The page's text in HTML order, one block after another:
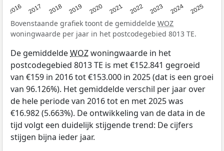
2016 2017 2018 2019 2020 2021 2022 2023 2024 2025
Bovenstaande grafiek toont de gemiddelde WOZ
woningwaarde per jaar in het postcodegebied 8013 TE.
De gemiddeldeWOZwoningwaarde in het
postcodegebied 8013 TE is met €152.841 gegroeid
van €159 in 2016 tot €153.000 in 2025 (dat is een groei
van 96.126%). Het gemiddelde verschil per jaar over
de hele periode van 2016 tot en met 2025 was
€16.982 (5.663%). De ontwikkeling van de data in de
tijd volgt een duidelijk stijgende trend: De cijfers
stijgen bijna ieder jaar.